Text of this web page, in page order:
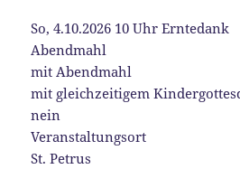
So, 4.10.2026 10 Uhr Erntedank
Abendmahl
mit Abendmahl
mit gleichzeitigem
nein
Veranstaltungsort
St. Petrus